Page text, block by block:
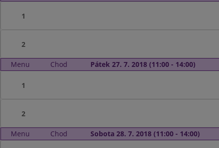
1
2
Menu Chod Pátek 27. 7. 2018 (11:00 - 14:00)
1
2
Menu Chod Sobota 28. 7. 2018 (11:00 - 14:00)